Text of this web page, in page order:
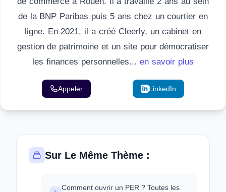
de la BNP Paribas puis 5 ans chez un courtier en
ligne. En 2021, il a créé Cleerly, un cabinet en
gestion de patrimoine et un site pour démocratiser
les finances personnelles... en savoir plus
Appeler LinkedIn
Sur Le Même Thème :
Comment ouvrir un PER ? Toutes les